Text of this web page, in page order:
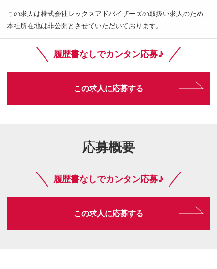
この求人は株式会社レックスアドバイザーズの取扱い求人のため、
本社所在地は非公開とさせていただいております。
履歴書なしでカンタン応募♪
この求人に応募する
応募概要
履歴書なしでカンタン応募♪
この求人に応募する